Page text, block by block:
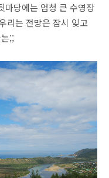
마당에는 엄청 큰 수영장
리는 전망은 잠시 잊고
;;